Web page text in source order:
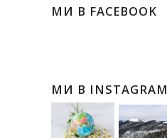
МИ В FACEBOOK
МИ В INSTAGRAM